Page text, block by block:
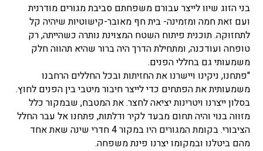
בני הזוג שיוו לייצר עבורם משפחתם סביבת מגורים מודרנית
ועם זאת חמה ומזמינה- בית חף מאובר-קישוטיות שיהיה קל
לתחזוקה. תוכנית פיתוח השטח המצוינת נותרה כשהייתה, רק
טופחה ועודכנה, ומתחילת הדרך היה ברור שהיא תהווה חלק
משמעותי גם בחללי הפנים.
"פתחנו, ניקינו ויישרנו את החזיתות ובכל החללים הרחבנו
משמעותית את הפתחים כדי לייצר חיבור מיטבי בין הפנים לחוץ.
בסלון ייצרנו ויטרינות יציאה לחצר. את המטבח, שבמקור כלל
מזווה בנוי והיה תחום מבעד לקיר ודלתות, פתחנו אל עבר החלל
הציבורי. בקומת המגורים היו במקור 4 חדרי שינה שאת אחד
מהם ביטלנו ובמקומו יצרנו פינת משפחה.